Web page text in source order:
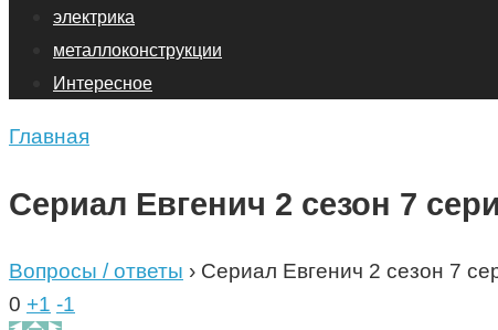
электрика
металлоконструкции
Интересное
Главная
Сериал Евгенич 2 сезон 7
Вопросы / ответы › Сериал Евгенич 2 сезон 7
0 +1 -1